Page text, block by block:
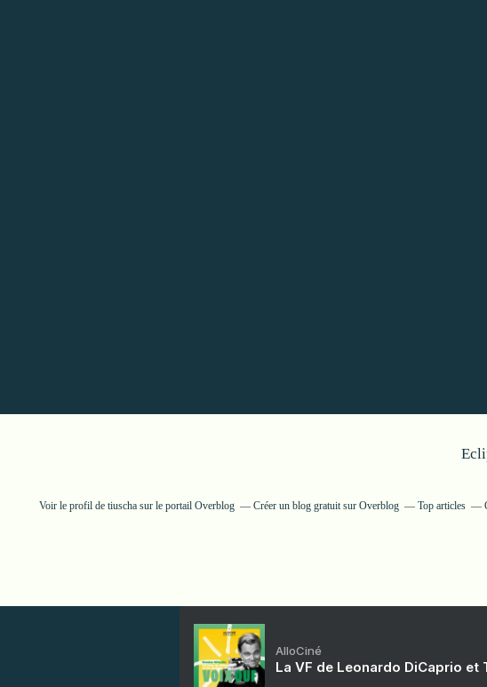
Voir le profil de tiuscha sur le portail Overblog Créer un blog gratuit sur Overblog Top articles
AlloCiné
La VF de Leonardo DiCaprio